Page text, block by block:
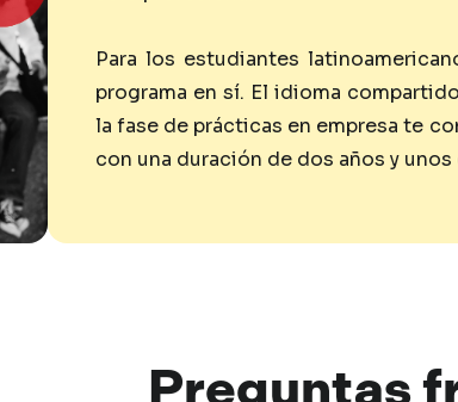
Para los estudiantes
programa en sí. El idioma
la fase de prácticas en empresa te
con una duración de dos años y
Preguntas